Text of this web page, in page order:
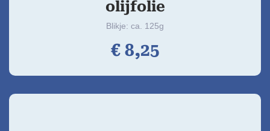
olijfolie
Blikje: ca. 125g
€8,25